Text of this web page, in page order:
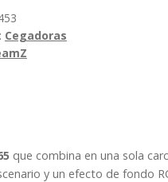
Cegadoras
que combina en una sola
y un efecto de fondo